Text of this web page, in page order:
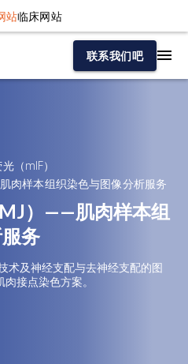
站临床网站
联系我们吧
（mIF）
肉样本组织染色与图像分析服务
）——肌肉样本组
务
术及神经支配与去神经支配的图
接点染色方案。